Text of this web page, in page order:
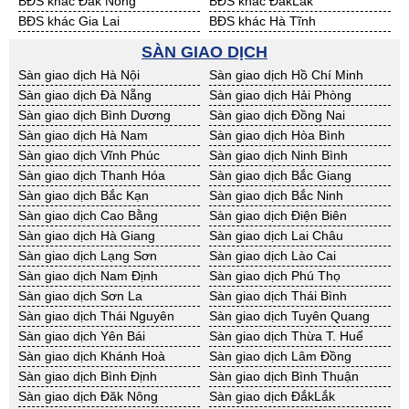
BĐS khác Gia Lai
BĐS khác Hà Tĩnh
BĐS khác Ninh Thuận
BĐS khác Phú Yên
BĐS khác Quảng Bình
BĐS khác Quảng Nam
BĐS khác Quảng Ngãi
BĐS khác Bà Rịa - VT
BĐS khác Cần Thơ
BĐS khác An Giang
BĐS khác Bạc Liêu
BĐS khác Bến Tre
BĐS khác Bình Phước
BĐS khác Cà Mau
BĐS khác Đồng Tháp
BĐS khác Hậu Giang
BĐS khác Kiên Giang
BĐS khác Long An
BĐS khác Sóc Trăng
BĐS khác Tây Ninh
BĐS khác Tiền Giang
BĐS khác Trà Vinh
BĐS khác Vĩnh Long
BĐS khác Hải Dương
BĐS khác Hưng Yên
BĐS khác Quảng Ninh
SÀN GIAO DỊCH
Sàn giao dịch Hà Nội
Sàn giao dịch Hồ Chí Minh
Sàn giao dịch Đà Nẵng
Sàn giao dịch Hải Phòng
Sàn giao dịch Bình Dương
Sàn giao dịch Đồng Nai
Sàn giao dịch Hà Nam
Sàn giao dịch Hòa Bình
Sàn giao dịch Vĩnh Phúc
Sàn giao dịch Ninh Bình
Sàn giao dịch Thanh Hóa
Sàn giao dịch Bắc Giang
Sàn giao dịch Bắc Kạn
Sàn giao dịch Bắc Ninh
Sàn giao dịch Cao Bằng
Sàn giao dịch Điện Biên
Sàn giao dịch Hà Giang
Sàn giao dịch Lai Châu
Sàn giao dịch Lạng Sơn
Sàn giao dịch Lào Cai
Sàn giao dịch Nam Định
Sàn giao dịch Phú Thọ
Sàn giao dịch Sơn La
Sàn giao dịch Thái Bình
Sàn giao dịch Thái Nguyên
Sàn giao dịch Tuyên Quang
Sàn giao dịch Yên Bái
Sàn giao dịch Thừa T. Huế
Sàn giao dịch Khánh Hoà
Sàn giao dịch Lâm Đồng
Sàn giao dịch Bình Định
Sàn giao dịch Bình Thuận
Sàn giao dịch Đăk Nông
Sàn giao dịch ĐắkLắk